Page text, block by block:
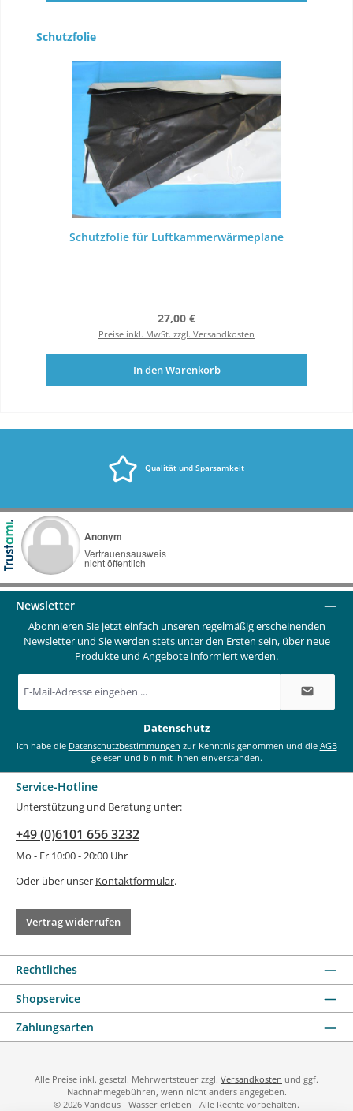
Produktgalerie überspringen
Schutzfolie
Schutzfolie für Luftkammerwärmeplane
Regulärer Preis:
27,00 €
Preise inkl. MwSt. zzgl. Versandkosten
In den Warenkorb
Qualität und Sparsamkeit
Newsletter
Abonnieren Sie jetzt einfach unseren regelmäßig erscheinenden
Newsletter und Sie werden stets unter den Ersten sein, über neue
Produkte und Angebote informiert werden.
Mail-
Adresse
Datenschutz
Ich habe die Datenschutzbestimmungen zur Kenntnis genommen und die AGB
gelesen und bin mit ihnen einverstanden.
Service-Hotline
Unterstützung und Beratung unter:
+49 (0)6101 656 3232
Mo - Fr 10:00 - 20:00 Uhr
Oder über unser Kontaktformular.
Vertrag widerrufen
Rechtliches
Shopservice
Zahlungsarten
Alle Preise inkl. gesetzl. Mehrwertsteuer zzgl. Versandkosten und ggf.
Nachnahmegebühren, wenn nicht anders angegeben.
© 2026 Vandous - Wasser erleben - Alle Rechte vorbehalten.